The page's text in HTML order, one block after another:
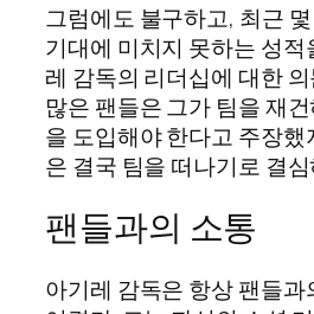
그럼에도 불구하고, 최근
기대에 미치지 못하는 성적
레 감독의 리더십에 대한
많은 팬들은 그가 팀을 재
을 도입해야 한다고 주장
은 결국 팀을 떠나기로 결
팬들과의 소통
아기레 감독은 항상 팬들과